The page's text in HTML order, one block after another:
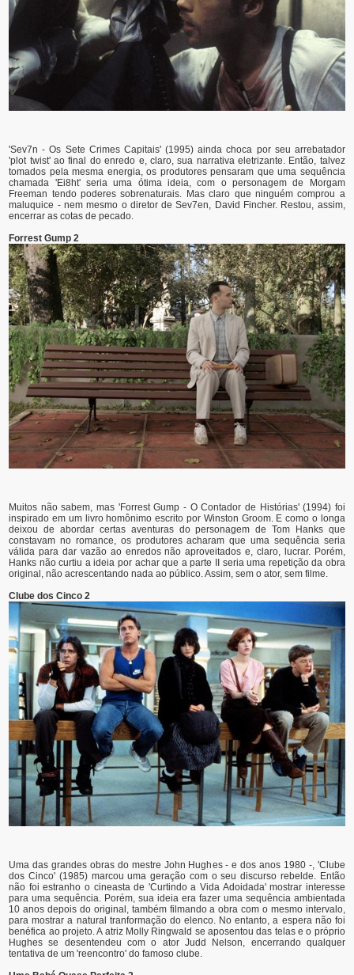
'Sev7n - Os Sete Crimes Capitais' (1995) ainda choca por seu arrebatador
'plot twist' ao final do enredo e, claro, sua narrativa eletrizante. Então, talvez
tomados pela mesma energia, os produtores pensaram que uma sequência
chamada 'Ei8ht' seria uma ótima ideia, com o personagem de Morgam
Freeman tendo poderes sobrenaturais. Mas claro que ninguém comprou a
maluquice - nem mesmo o diretor de Sev7en, David Fincher. Restou, assim,
encerrar as cotas de pecado.
Forrest Gump 2
Muitos não sabem, mas 'Forrest Gump - O Contador de Histórias' (1994) foi
inspirado em um livro homônimo escrito por Winston Groom. E como o longa
deixou de abordar certas aventuras do personagem de Tom Hanks que
constavam no romance, os produtores acharam que uma sequência seria
válida para dar vazão ao enredos não aproveitados e, claro, lucrar. Porém,
Hanks não curtiu a ideia por achar que a parte II seria uma repetição da obra
original, não acrescentando nada ao público. Assim, sem o ator, sem filme.
Clube dos Cinco 2
Uma das grandes obras do mestre John Hughes - e dos anos 1980 -, 'Clube
dos Cinco' (1985) marcou uma geração com o seu discurso rebelde. Então
não foi estranho o cineasta de 'Curtindo a Vida Adoidada' mostrar interesse
para uma sequência. Porém, sua ideia era fazer uma sequência ambientada
10 anos depois do original, também filmando a obra com o mesmo intervalo,
para mostrar a natural tranformação do elenco. No entanto, a espera não foi
benéfica ao projeto. A atriz Molly Ringwald se aposentou das telas e o próprio
Hughes se desentendeu com o ator Judd Nelson, encerrando qualquer
tentativa de um 'reencontro' do famoso clube.